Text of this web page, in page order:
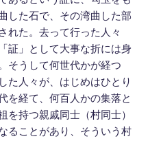
した石で、その湾曲した部
れた。去って行った人々
証」として大事な折には身
そうして何世代かが経つ
た人々が、はじめはひとり
を経て、何百人かの集落と
を持つ親戚同士（村同士）
ることがあり、そういう村